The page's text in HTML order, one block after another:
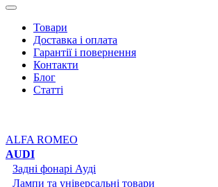
Товари
Доставка і оплата
Гарантії і повернення
Контакти
Блог
Статті
ALFA ROMEO
AUDI
Задні фонарі Ауді
Лампи та універсальні товари